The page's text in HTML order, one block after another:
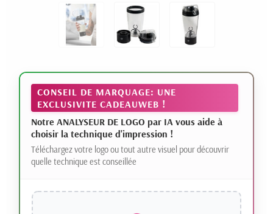
CONSEIL DE MARQUAGE: UNE
EXCLUSIVITE CADEAUWEB !
Notre ANALYSEUR DE LOGO par IA vous aide à
choisir la technique d'impression !
Téléchargez votre logo ou tout autre visuel pour découvrir
quelle technique est conseillée